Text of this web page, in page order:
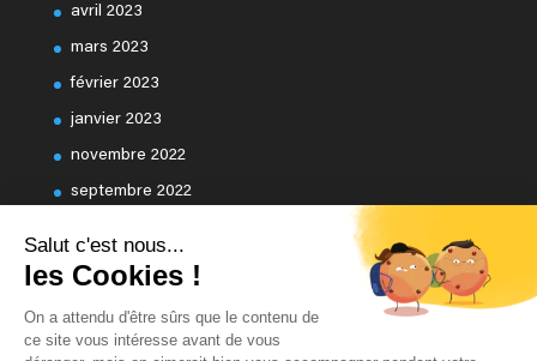
avril 2023
mars 2023
février 2023
janvier 2023
novembre 2022
septembre 2022
Salut c'est nous...
les Cookies !
On a attendu d'être sûrs que le contenu de
ce site vous intéresse avant de vous